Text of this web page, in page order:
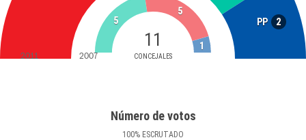
PP 2
11
CONCEJALES
5
5
1
2011 2007
Número de votos
100% ESCRUTADO